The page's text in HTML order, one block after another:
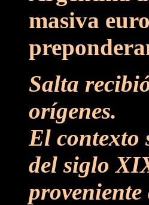
masiva
Salta
orígenes.
El contexto
del siglo
proveniente